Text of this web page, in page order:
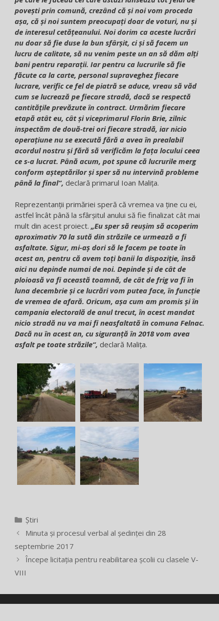
povești prin comună, crezând că și noi vom proceda
așa, că și noi suntem preocupați doar de voturi, nu și
de interesul cetățeanului. Noi dorim ca aceste lucrări
nu doar să fie duse la bun sfârșit, ci și să facem un
lucru de calitate, să nu venim peste un an să dăm alți
bani pentru reparații. Iar pentru ca lucrurile să fie
făcute ca la carte, personal supraveghez fiecare
lucrare, verific ce fel de piatră se aduce, vreau să văd
cum se lucrează pe fiecare stradă, dacă se respectă
cantitățile prevăzute în contract. Urmărim fiecare
etapă atât eu, cât și viceprimarul Florin Brie, zilnic
inspectăm de două-trei ori fiecare stradă, iar nicio
operațiune nu se execută fără a avea în prealabil
acordul nostru și fără să verificăm la fața locului ceea
ce s-a lucrat. Până acum, pot spune că lucrurile merg
conform așteptărilor și sper să nu intervină probleme
până la final“, declară primarul Ioan Malița.
Reprezentanții primăriei speră că vremea va ține cu ei,
astfel încât până la sfârșitul anului să fie finalizat cât mai
mult din acest proiect. „Eu sper să reușim să acoperim
aproximativ 70 la sută din străzile ce urmează a fi
asfaltate. Sigur, mi-aș dori să le facem pe toate în
acest an, pentru că avem toți banii la dispoziție, însă
aici nu depinde numai de noi. Depinde și de cât de
ploioasă va fi această toamnă, de cât de frig va fi în
luna decembrie și ce lucrări vom putea face, în funcție
de vremea de afară. Oricum, așa cum am promis și în
campania electorală de anul trecut, în acest mandat
nicio stradă nu va mai fi neasfaltată în comuna Felnac.
Dacă nu în acest an, cu siguranță în 2018 vom avea
asfalt pe toate străzile“, declară Malița.
Categorii
Știri
Minuta și procesul verbal al ședinței din 28
septembrie 2017
Începe licitația pentru reabilitarea școlii cu clasele V-
VIII